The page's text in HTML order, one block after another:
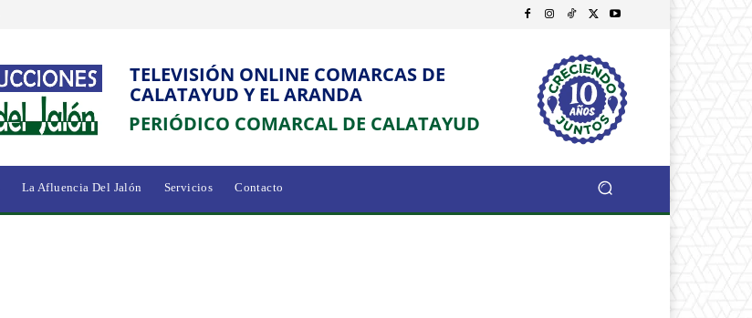
TELEVISIÓN ONLINE COMARCAS DE
CALATAYUD Y EL ARANDA
PERIÓDICO COMARCAL DE CALATAYUD
La Afluencia Del Jalón Servicios Contacto